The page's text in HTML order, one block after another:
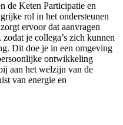
de Keten Participatie en
rol in het ondersteunen
ervoor dat aanvragen
je collega’s zich kunnen
Dit doe je in een omgeving
ontwikkeling
aan het welzijn van de
van energie en